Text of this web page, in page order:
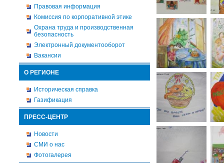
Правовая информация
Комиссия по корпоративной этике
Охрана труда и производственная
безопасность
Электронный документооборот
Вакансии
О РЕГИОНЕ
Историческая справка
Газификация
ПРЕСС-ЦЕНТР
Новости
СМИ о нас
Фотогалерея